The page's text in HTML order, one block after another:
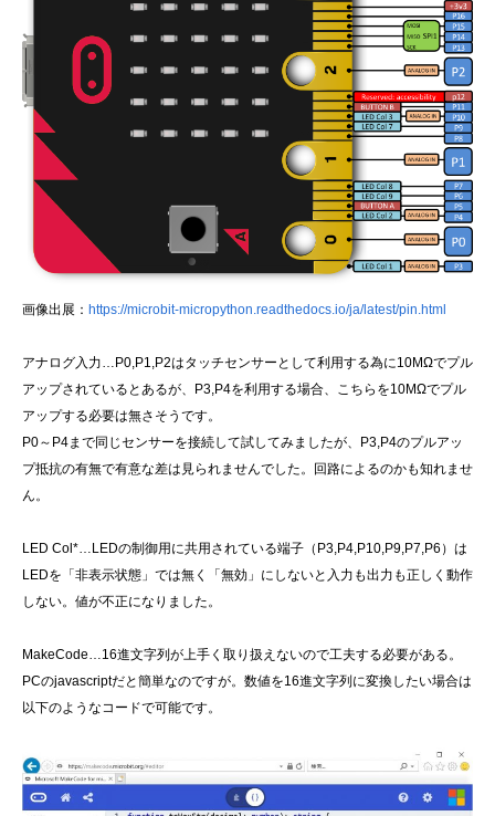
画像出展： https://microbit-micropython.readthedocs.io/ja/latest/pin.html
アナログ入力…P0,P1,P2はタッチセンサーとして利用する為に10MΩでプル
アップされているとあるが、P3,P4を利用する場合、こちらを10MΩでプル
アップする必要は無さそうです。
P0～P4まで同じセンサーを接続して試してみましたが、P3,P4のプルアッ
プ抵抗の有無で有意な差は見られませんでした。回路によるのかも知れませ
ん。
LED Col*…LEDの制御用に共用されている端子（P3,P4,P10,P9,P7,P6）は
LEDを「非表示状態」では無く「無効」にしないと入力も出力も正しく動作
しない。値が不正になりました。
MakeCode…16進文字列が上手く取り扱えないので工夫する必要がある。
PCのjavascriptだと簡単なのですが。数値を16進文字列に変換したい場合は
以下のようなコードで可能です。